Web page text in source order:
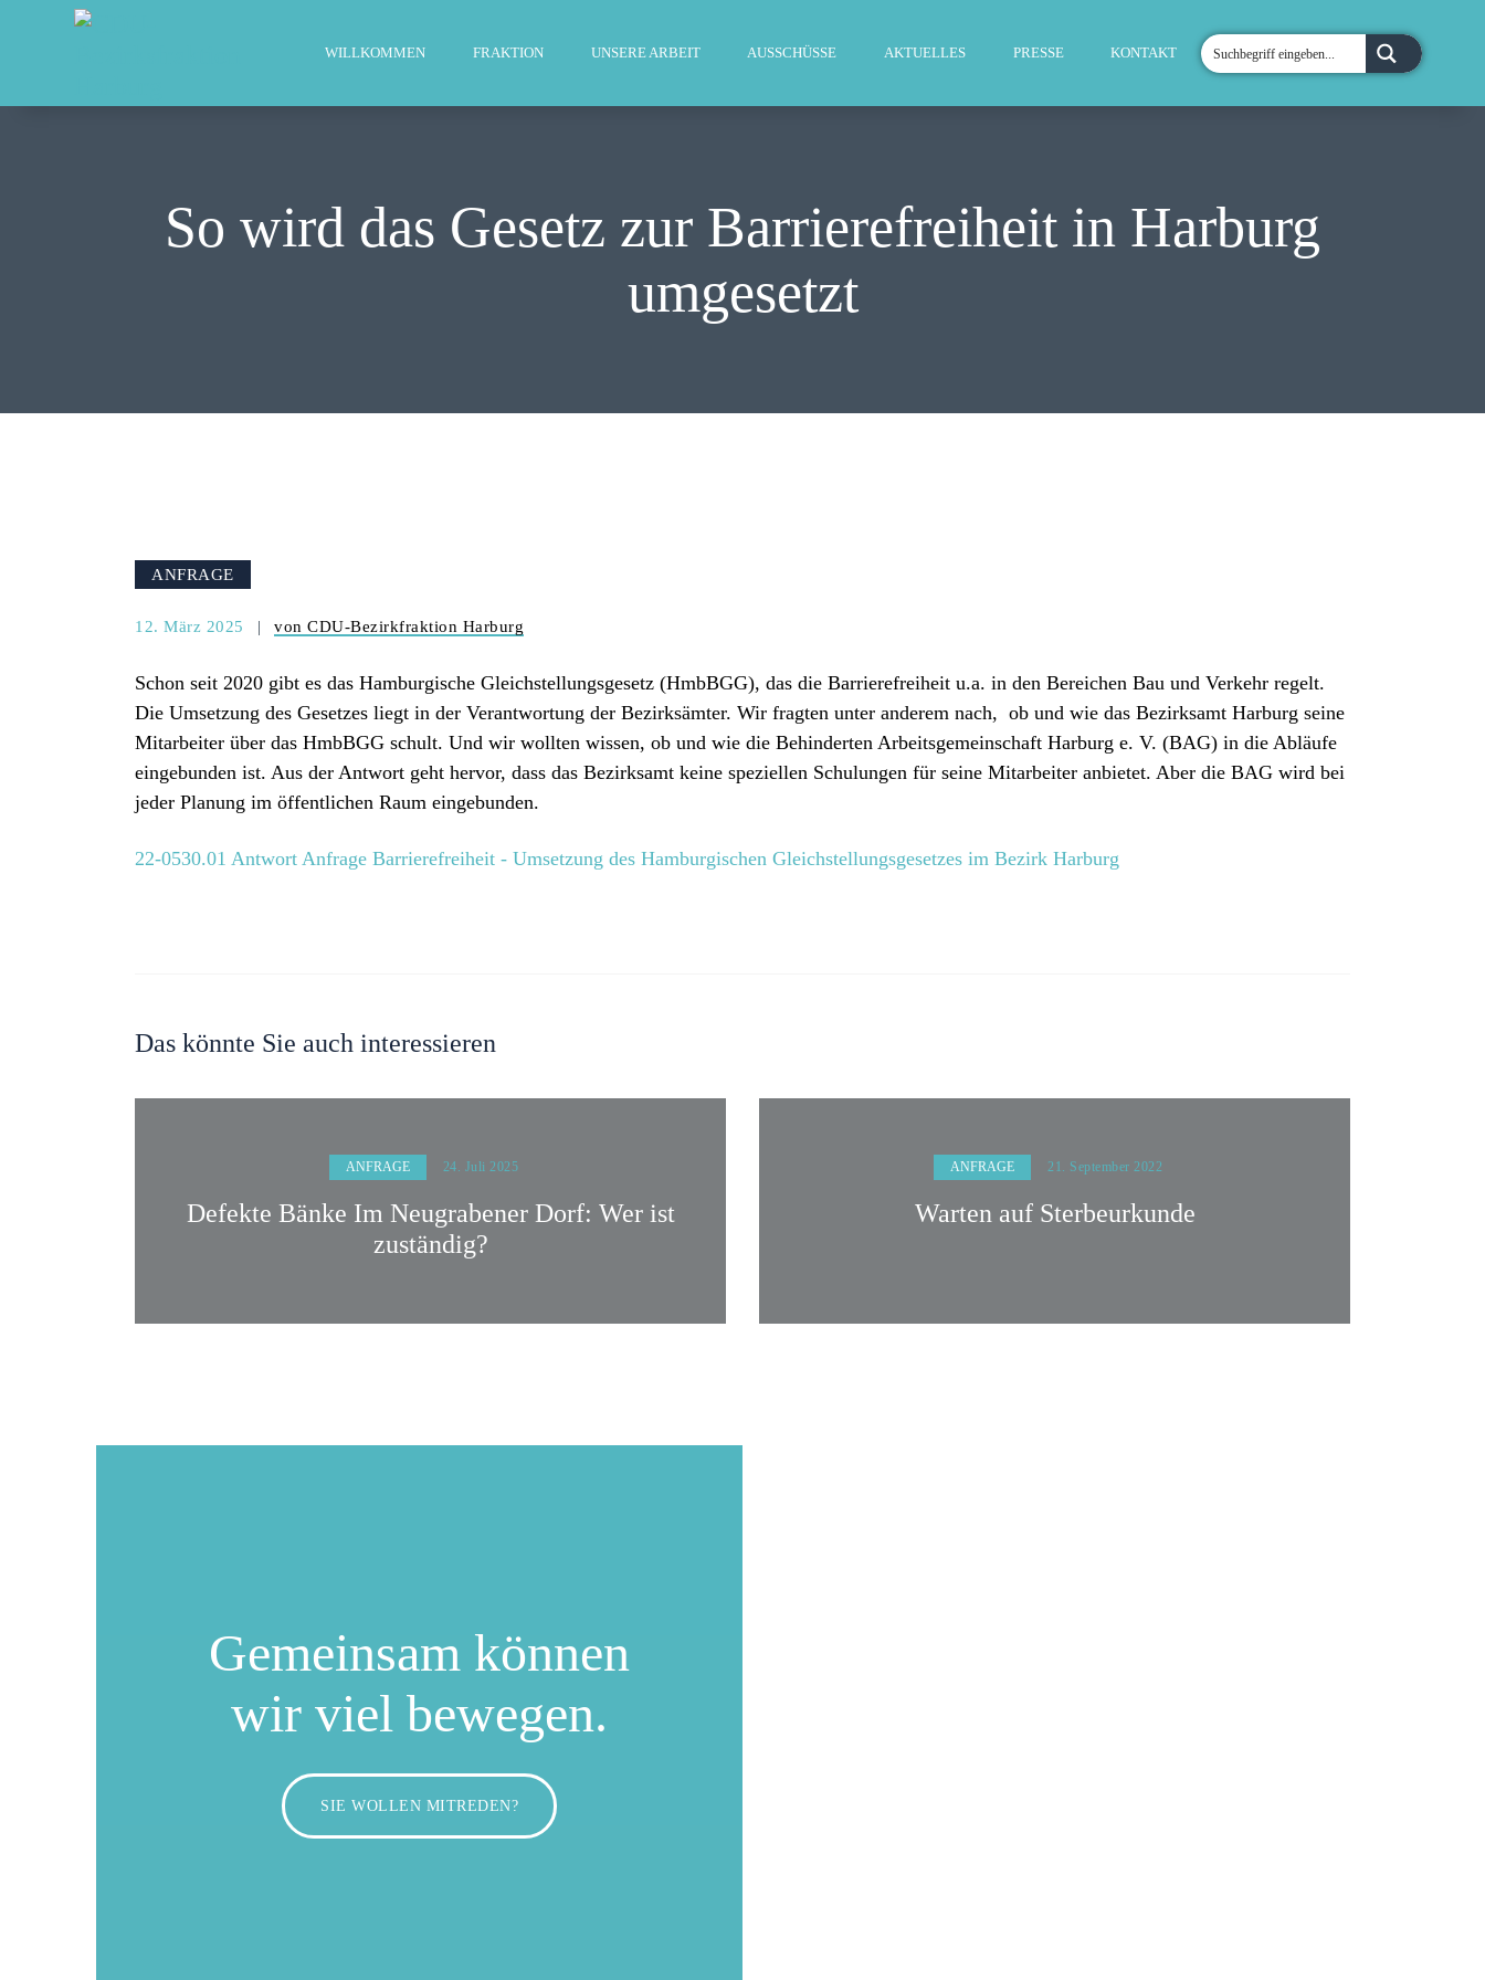
WILLKOMMEN FRAKTION UNSERE ARBEIT AUSSCHÜSSE AKTUELLES PRESSE KONTAKT
So wird das Gesetz zur Barrierefreiheit in Harburg
umgesetzt
AKTUELLES
ANFRAGE
12. März 2025 von CDU-Bezirkfraktion Harburg
Schon seit 2020 gibt es das Hamburgische Gleichstellungsgesetz (HmbBGG), das die Barrierefreiheit u.a. in den Bereichen Bau und Verkehr regelt.
Die Umsetzung des Gesetzes liegt in der Verantwortung der Bezirksämter. Wir fragten unter anderem nach, ob und wie das Bezirksamt Harburg seine
Mitarbeiter über das HmbBGG schult. Und wir wollten wissen, ob und wie die Behinderten Arbeitsgemeinschaft Harburg e. V. (BAG) in die Abläufe
eingebunden ist. Aus der Antwort geht hervor, dass das Bezirksamt keine speziellen Schulungen für seine Mitarbeiter anbietet. Aber die BAG wird bei
jeder Planung im öffentlichen Raum eingebunden.
22-0530.01 Antwort Anfrage Barrierefreiheit - Umsetzung des Hamburgischen Gleichstellungsgesetzes im Bezirk Harburg
Das könnte Sie auch interessieren
ANFRAGE 24. Juli 2025
Defekte Bänke Im Neugrabener Dorf: Wer ist
zuständig?
ANFRAGE 21. September 2022
Warten auf Sterbeurkunde
Gemeinsam können
wir viel bewegen.
SIE WOLLEN MITREDEN?